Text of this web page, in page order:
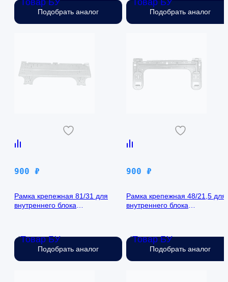
Товар БУ
Нет в наличии
Подобрать аналог
Товар БУ
Нет в наличии
Подобрать аналог
Товар БУ
900 ₽
Рамка крепежная 81/31 для
внутреннего блока
Нет в наличии
Подобрать аналог
Товар БУ
900 ₽
Рамка крепежная 48/21,5 для
внутреннего блока
Нет в наличии
Подобрать аналог